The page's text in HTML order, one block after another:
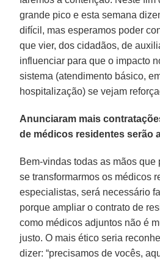
grande pico e esta semana
difícil, mas esperamos poder
que vier, dos cidadãos, de
influenciar para que o impacto
sistema (atendimento básico,
hospitalização) se vejam
Anunciaram mais
de médicos residentes serão
Bem-vindas todas as mãos que
se transformarmos os médicos
especialistas, será necessário
porque ampliar o contrato de
como médicos adjuntos não é
justo. O mais ético seria
dizer: “precisamos de vocês,